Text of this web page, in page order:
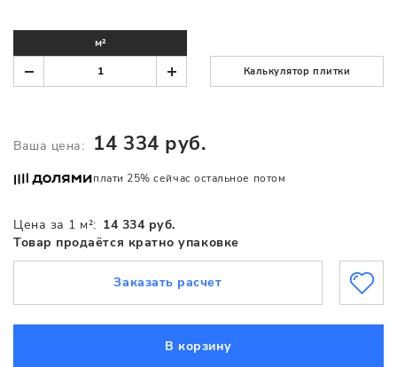
Цена за 1 м²: 14 334 руб.
Товар продаётся кратно упаковке
м²
Калькулятор плитки
Ваша цена: 14 334 руб.
плати 25% сейчас остальное потом
В корзину
Заказать расчет